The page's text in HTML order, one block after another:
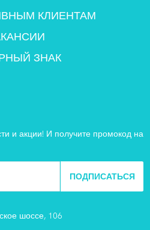
КЛИЕНТАМ
ЗНАК
и акции! И получите промокод на
ПОДПИСАТЬСЯ
шоссе, 106